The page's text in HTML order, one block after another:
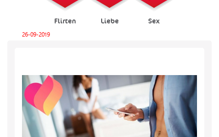
Flirten Liebe Sex
26-09-2019